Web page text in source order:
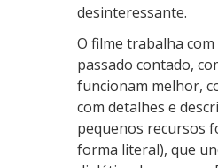
d
á
desinteressante.
O filme trabalha
passado contado,
funcionam melhor,
com detalhes e
pequenos recursos
forma literal), que